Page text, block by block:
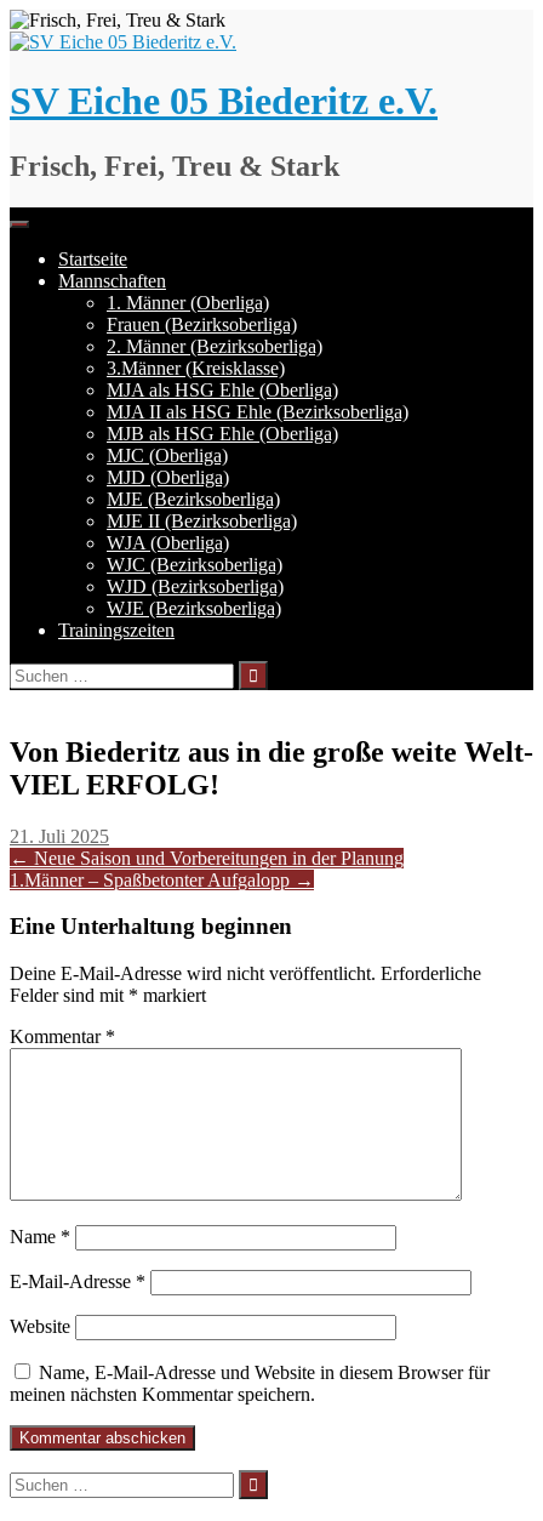
Springe
zum
SV Eiche 05 Biederitz e.V.
Frisch, Frei, Treu & Stark
Startseite
Mannschaften
1. Männer (Oberliga)
Frauen (Bezirksoberliga)
2. Männer (Bezirksoberliga)
3.Männer (Kreisklasse)
MJA als HSG Ehle (Oberliga)
MJA II als HSG Ehle (Bezirksoberliga)
MJB als HSG Ehle (Oberliga)
MJC (Oberliga)
MJD (Oberliga)
MJE (Bezirksoberliga)
MJE II (Bezirksoberliga)
WJA (Oberliga)
WJC (Bezirksoberliga)
WJD (Bezirksoberliga)
WJE (Bezirksoberliga)
Trainingszeiten
Suchen
nach:
Von Biederitz aus in die große weite Welt-
VIEL ERFOLG!
21. Juli 2025
Artikel-
Navigation
← Neue Saison und Vorbereitungen in der Planung
1.Männer – Spaßbetonter Aufgalopp →
Eine Unterhaltung beginnen
Deine E-Mail-Adresse wird nicht veröffentlicht. Erforderliche
Felder sind mit * markiert
Kommentar *
Name *
E-Mail-Adresse *
Website
Name, E-Mail-Adresse und Website in diesem Browser für
meinen nächsten Kommentar speichern.
Suchen
nach: